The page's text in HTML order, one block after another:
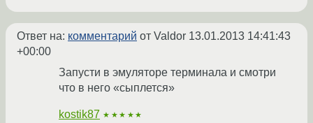
Ответ на: комментарий от Valdor 13.01.2013 14:41:43
+00:00
Запусти в эмуляторе терминала и смотри
что в него «сыплется»
kostik87 ★★★★★